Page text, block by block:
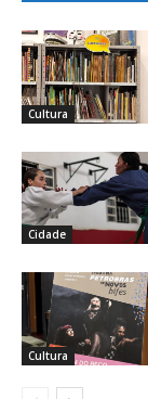
Cultura
Cidade
Cultura